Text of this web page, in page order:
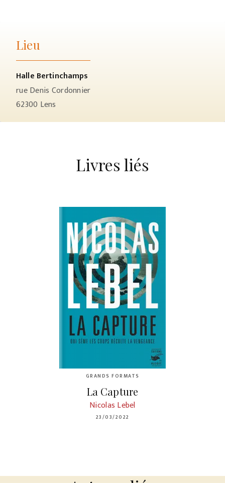
Lieu
Halle Bertinchamps
rue Denis Cordonnier
62300 Lens
Livres liés
GRANDS FORMATS
La Capture
Nicolas Lebel
23/03/2022